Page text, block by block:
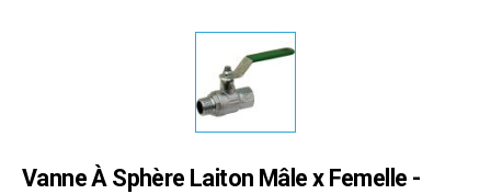
Vanne À Sphère Laiton Mâle x Femelle -